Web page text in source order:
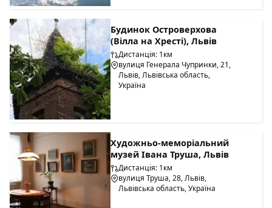
Будинок Островерхова
(Вілла на Хресті), Львів
Дистанція: 1км
вулиця Генерала Чупринки, 21,
Львів, Львівська область,
Україна
Художньо-меморіальний
музей Івана Труша, Львів
Дистанція: 1км
вулиця Труша, 28, Львів,
Львівська область, Україна